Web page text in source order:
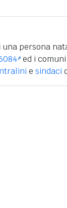
una persona
ed i
e sindaci